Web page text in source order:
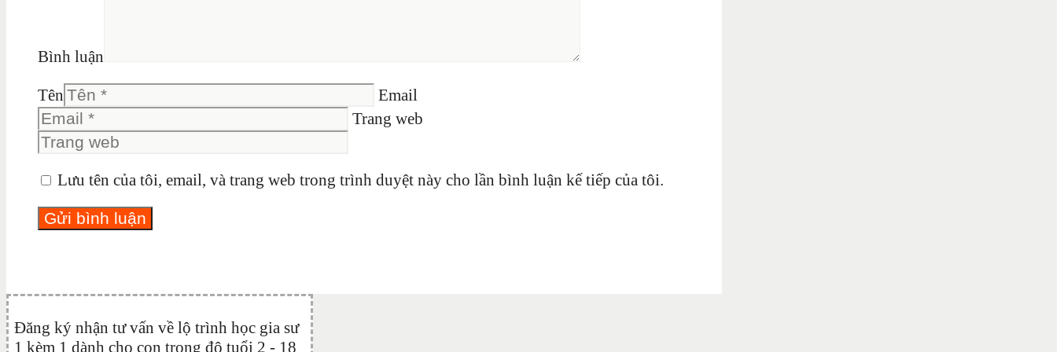
Bình luận
Tên
Email
Trang web
Lưu tên của tôi, email, và trang web trong trình duyệt này cho lần bình luận kế tiếp của tôi.
Đăng ký nhận tư vấn về lộ trình học gia sư
1 kèm 1 dành cho con trong độ tuổi 2 - 18